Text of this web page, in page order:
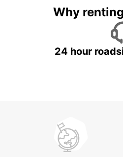
Why
24 hour